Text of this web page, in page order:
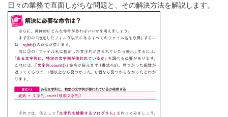
日々の業務で直面しがちな問題と、その解決方法を解説します。